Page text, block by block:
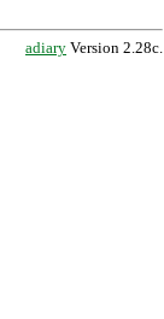
adiary Version 2.28c.